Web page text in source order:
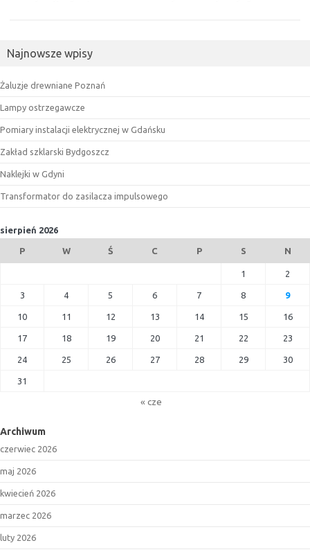
Najnowsze wpisy
Żaluzje drewniane Poznań
Lampy ostrzegawcze
Pomiary instalacji elektrycznej w Gdańsku
Zakład szklarski Bydgoszcz
Naklejki w Gdyni
Transformator do zasilacza impulsowego
sierpień 2026
P W Ś C P S N
1 2
3 4 5 6 7 8 9
10 11 12 13 14 15 16
17 18 19 20 21 22 23
24 25 26 27 28 29 30
31
« cze
Archiwum
czerwiec 2026
maj 2026
kwiecień 2026
marzec 2026
luty 2026